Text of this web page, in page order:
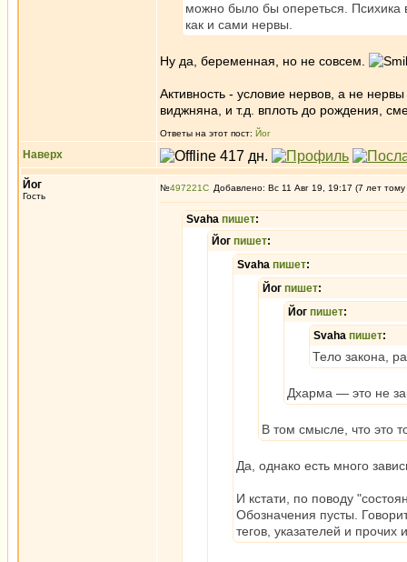
можно было бы опереться. Психика
как и сами нервы.
Ну да, беременная, но не совсем.
Активность - условие нервов, а не
виджняна, и т.д. вплоть до рождения,
Ответы на этот пост: Йог
Наверх
Йог
Гость
№497221 Добавлено: Вс 11 Авг 19, 19:17 (7 лет тому
Svaha пишет:
Йог пишет:
Svaha пишет:
Йог пишет:
Йог пишет:
Svaha пишет:
Тело закона,
Дхарма — это не
В том смысле, что это
Да, однако есть много
И кстати, по поводу
Обозначения пусты.
тегов, указателей и